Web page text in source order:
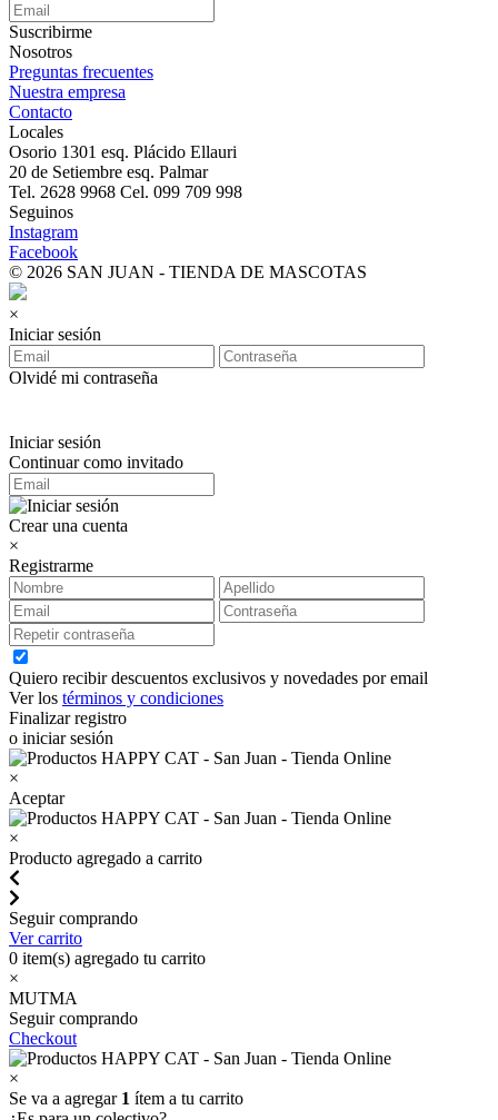
Suscribirme
Nosotros
Preguntas frecuentes
Nuestra empresa
Contacto
Locales
Osorio 1301 esq. Plácido Ellauri
20 de Setiembre esq. Palmar
Tel. 2628 9968 Cel. 099 709 998
Seguinos
Instagram
Facebook
© 2026 SAN JUAN - TIENDA DE MASCOTAS
×
Iniciar sesión
Olvidé mi contraseña
Iniciar sesión
Continuar como invitado
Crear una cuenta
×
Registrarme
Quiero recibir descuentos exclusivos y novedades por email
Ver los términos y condiciones
Finalizar registro
o iniciar sesión
×
Aceptar
×
Producto agregado a carrito
Seguir comprando
Ver carrito
0 item(s) agregado tu carrito
×
MUTMA
Seguir comprando
Checkout
×
Se va a agregar 1 ítem a tu carrito